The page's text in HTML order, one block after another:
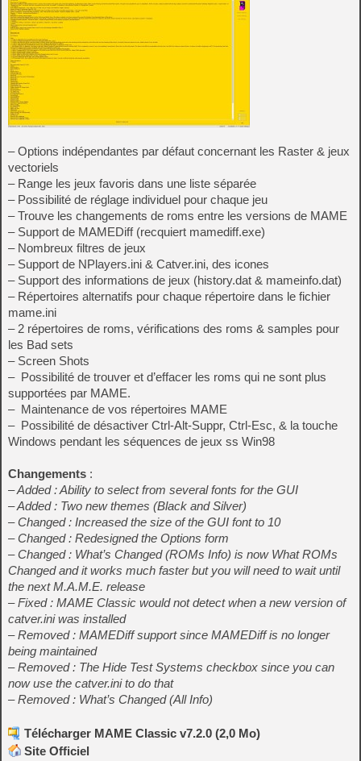
– Options indépendantes par défaut concernant les Raster & jeux
vectoriels
– Range les jeux favoris dans une liste séparée
– Possibilité de réglage individuel pour chaque jeu
– Trouve les changements de roms entre les versions de MAME
– Support de MAMEDiff (recquiert mamediff.exe)
– Nombreux filtres de jeux
– Support de NPlayers.ini & Catver.ini, des icones
– Support des informations de jeux (history.dat & mameinfo.dat)
– Répertoires alternatifs pour chaque répertoire dans le fichier
mame.ini
– 2 répertoires de roms, vérifications des roms & samples pour
les Bad sets
– Screen Shots
– Possibilité de trouver et d’effacer les roms qui ne sont plus
supportées par MAME.
– Maintenance de vos répertoires MAME
– Possibilité de désactiver Ctrl-Alt-Suppr, Ctrl-Esc, & la touche
Windows pendant les séquences de jeux ss Win98
Changements :
– Added : Ability to select from several fonts for the GUI
– Added : Two new themes (Black and Silver)
– Changed : Increased the size of the GUI font to 10
– Changed : Redesigned the Options form
– Changed : What’s Changed (ROMs Info) is now What ROMs
Changed and it works much faster but you will need to wait until
the next M.A.M.E. release
– Fixed : MAME Classic would not detect when a new version of
catver.ini was installed
– Removed : MAMEDiff support since MAMEDiff is no longer
being maintained
– Removed : The Hide Test Systems checkbox since you can
now use the catver.ini to do that
– Removed : What’s Changed (All Info)
Télécharger MAME Classic v7.2.0 (2,0 Mo)
Site Officiel